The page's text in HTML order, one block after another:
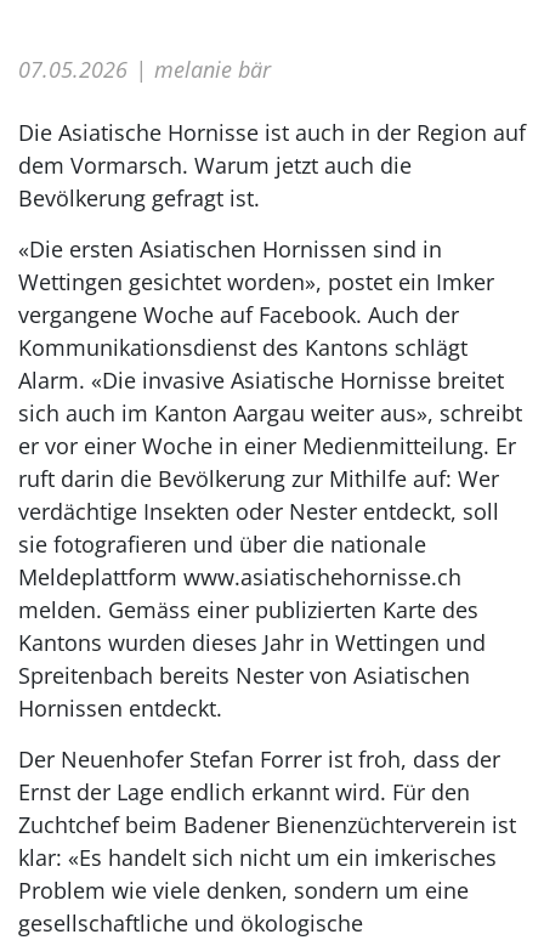
07.05.2026 melanie bär
Die Asiatische Hornisse ist auch in der Region auf
dem Vormarsch. Warum jetzt auch die
Bevölkerung gefragt ist.
«Die ersten Asiatischen Hornissen sind in
Wettingen gesichtet worden», postet ein Imker
vergangene Woche auf Facebook. Auch der
Kommunikationsdienst des Kantons schlägt
Alarm. «Die invasive Asiatische Hornisse breitet
sich auch im Kanton Aargau weiter aus», schreibt
er vor einer Woche in einer Medienmitteilung. Er
ruft darin die Bevölkerung zur Mithilfe auf: Wer
verdächtige Insekten oder Nester entdeckt, soll
sie fotografieren und über die nationale
Meldeplattform www.asiatischehornisse.ch
melden. Gemäss einer publizierten Karte des
Kantons wurden dieses Jahr in Wettingen und
Spreitenbach bereits Nester von Asiatischen
Hornissen entdeckt.
Der Neuenhofer Stefan Forrer ist froh, dass der
Ernst der Lage endlich erkannt wird. Für den
Zuchtchef beim Badener Bienenzüchterverein ist
klar: «Es handelt sich nicht um ein imkerisches
Problem wie viele denken, sondern um eine
gesellschaftliche und ökologische